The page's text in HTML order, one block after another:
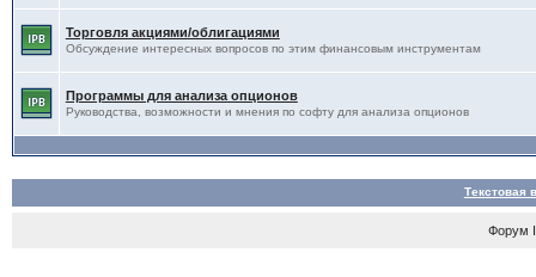
Торговля акциями/облигациями
Обсуждение интересных вопросов по этим финансовым инструментам
Программы для анализа опционов
Руководства, возможности и мнения по софту для анализа опционов
Текстовая
Форум